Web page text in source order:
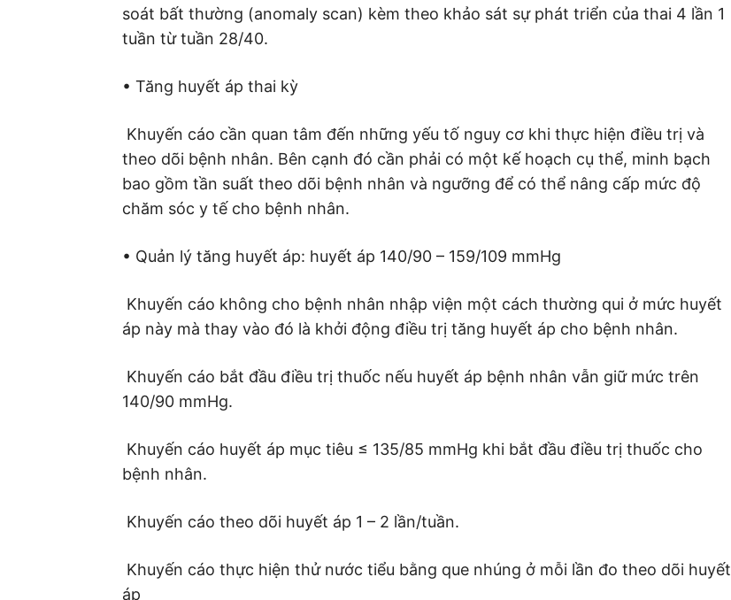
soát bất thường (anomaly scan) kèm theo khảo sát sự phát triển của thai 4 lần 1
tuần từ tuần 28/40.
• Tăng huyết áp thai kỳ
 Khuyến cáo cần quan tâm đến những yếu tố nguy cơ khi thực hiện điều trị và
theo dõi bệnh nhân. Bên cạnh đó cần phải có một kế hoạch cụ thể, minh bạch
bao gồm tần suất theo dõi bệnh nhân và ngưỡng để có thể nâng cấp mức độ
chăm sóc y tế cho bệnh nhân.
• Quản lý tăng huyết áp: huyết áp 140/90 – 159/109 mmHg
 Khuyến cáo không cho bệnh nhân nhập viện một cách thường qui ở mức huyết
áp này mà thay vào đó là khởi động điều trị tăng huyết áp cho bệnh nhân.
 Khuyến cáo bắt đầu điều trị thuốc nếu huyết áp bệnh nhân vẫn giữ mức trên
140/90 mmHg.
 Khuyến cáo huyết áp mục tiêu ≤ 135/85 mmHg khi bắt đầu điều trị thuốc cho
bệnh nhân.
 Khuyến cáo theo dõi huyết áp 1 – 2 lần/tuần.
 Khuyến cáo thực hiện thử nước tiểu bằng que nhúng ở mỗi lần đo theo dõi huyết
áp